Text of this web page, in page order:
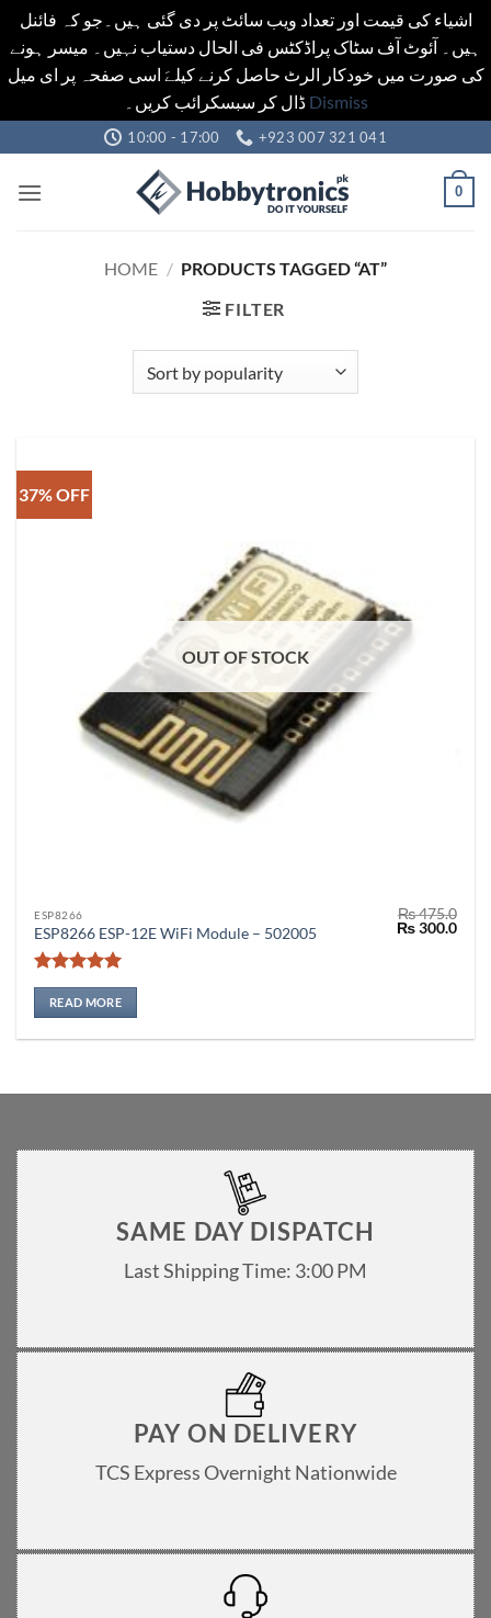
اشیاء کی قیمت اور تعداد ویب سائٹ پر دی گئی ہیں۔جو کہ فائنل
ہیں۔ آئوٹ آف سٹاک پراڈکٹس فی الحال دستیاب نہیں۔ میسر ہونے
کی صورت میں خودکار الرٹ حاصل کرنے کیلےَ اسی صفحہ پر ای میل
ڈال کر سبسکرائب کریں۔ Dismiss
to
content
10:00 - 17:00 +923 007 321 041
0
HOME / PRODUCTS TAGGED “AT”
FILTER
37% OFF
OUT OF STOCK
ESP8266
ESP8266 ESP-12E WiFi Module – 502005
Rated5
out of 5
₨475.0
Original
₨300.0
READ MORE
SAME DAY DISPATCH
Last Shipping Time: 3:00 PM
PAY ON DELIVERY
TCS Express Overnight Nationwide